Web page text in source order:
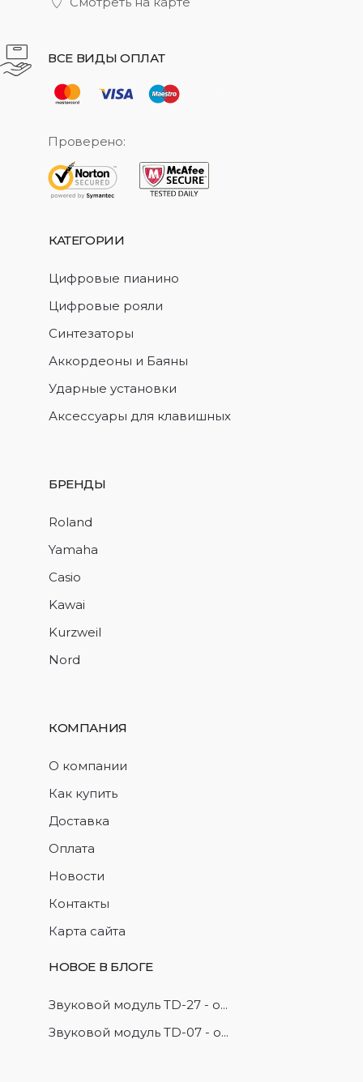
ВСЕ ВИДЫ ОПЛАТ
Проверено:
КАТЕГОРИИ
Цифровые пианино
Цифровые рояли
Синтезаторы
Аккордеоны и Баяны
Ударные установки
Аксессуары для клавишных
БРЕНДЫ
Roland
Yamaha
Casio
Kawai
Kurzweil
Nord
КОМПАНИЯ
О компании
Как купить
Доставка
Оплата
Новости
Контакты
Карта сайта
НОВОЕ В БЛОГЕ
Звуковой модуль TD-27 - о...
Звуковой модуль TD-07 - о...